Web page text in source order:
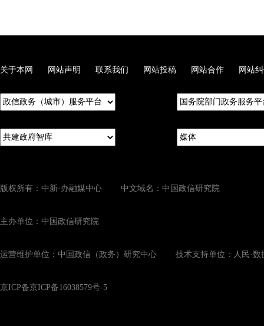
关于本网 网站声明 联系我们 网站投稿 网站合作 网站
版权所有：中新·办融媒中心 中文域名：中国政信研究院
主办单位：中国政信研究院
运营维护单位：中国政信（政务）研究中心 技术支持单位：人民·数
京ICP备京ICP备16038579号-5